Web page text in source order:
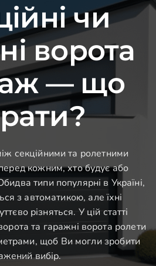
чи
ворота
— що
секційними та ролетними
кожним, хто будує або
типи популярні в Україні,
з автоматикою, але їхні
різняться. У цій статті
та гаражні ворота ролети
щоб Ви могли зробити
вибір.